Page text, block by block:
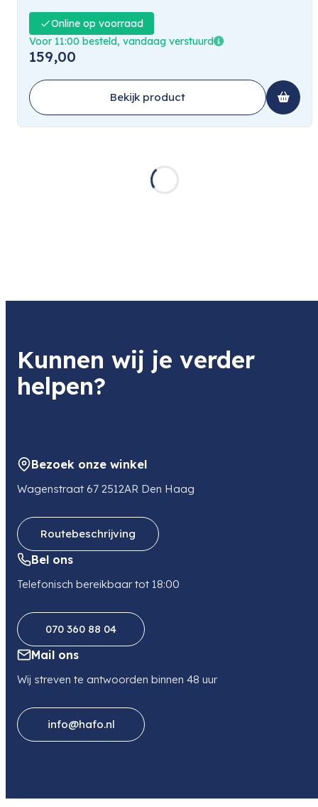
Online op voorraad
Voor 11:00 besteld, vandaag verstuurd
159,00
Bekijk product
In winkel op voorraad
Bekijk product
Lowepro Adventura BP 300 III Zwart
Online op voorraad
129,00